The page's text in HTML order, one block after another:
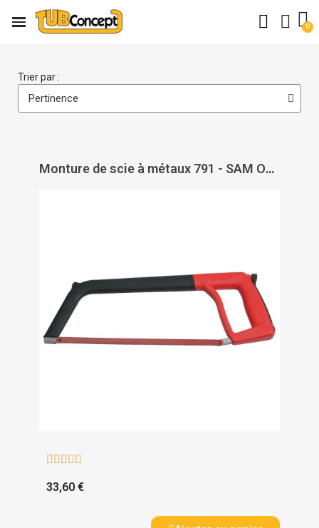
Trier par :
Monture de scie à métaux 791 - SAM OUTILLAGE
    
33,60 €